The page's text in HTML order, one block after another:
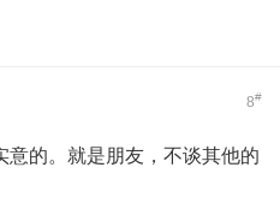
8#
的。就是朋友，不谈其他的